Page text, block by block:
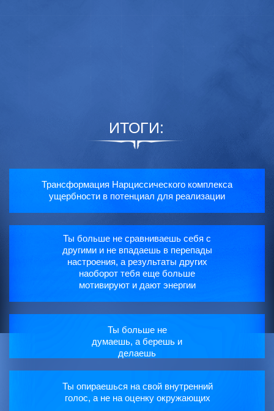
Трансформация Нарциссического комплекса
ущербности в потенциал для реализации
Ты больше не сравниваешь себя с
другими и не впадаешь в перепады
настроения, а результаты других
наоборот тебя еще больше
мотивируют и дают энергии
Ты больше не
думаешь, а берешь и
делаешь
Ты опираешься на свой внутренний
голос, а не на оценку окружающих
ИТОГИ: